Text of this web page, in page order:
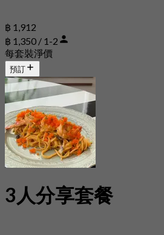
฿ 1,912
฿ 1,350 / 1-2
每套裝淨價
預訂
3人分享套餐